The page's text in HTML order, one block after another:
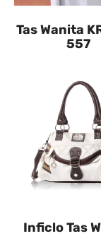
Tas Wanita
557
Inficlo Tas